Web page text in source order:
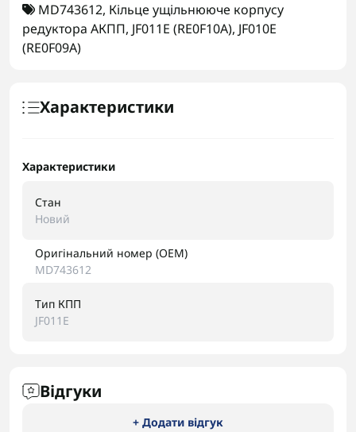
MD743612, Кільце ущільнююче корпусу
редуктора АКПП, JF011E (RE0F10A), JF010E
(RE0F09A)
Характеристики
Характеристики
Стан
Новий
Оригінальний номер (OEM)
MD743612
Тип КПП
JF011E
Відгуки
+ Додати відгук